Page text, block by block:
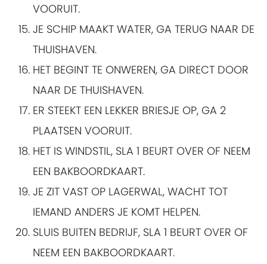
VOORUIT.
JE SCHIP MAAKT WATER, GA TERUG NAAR DE
THUISHAVEN.
HET BEGINT TE ONWEREN, GA DIRECT DOOR
NAAR DE THUISHAVEN.
ER STEEKT EEN LEKKER BRIESJE OP, GA 2
PLAATSEN VOORUIT.
HET IS WINDSTIL, SLA 1 BEURT OVER OF NEEM
EEN BAKBOORDKAART.
JE ZIT VAST OP LAGERWAL, WACHT TOT
IEMAND ANDERS JE KOMT HELPEN.
SLUIS BUITEN BEDRIJF, SLA 1 BEURT OVER OF
NEEM EEN BAKBOORDKAART.